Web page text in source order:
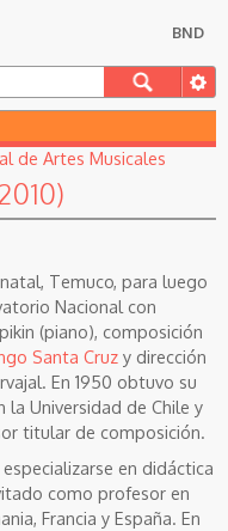
BND
de Artes Musicales
Temuco, para luego
Nacional con
(piano), composición
Santa Cruz y dirección
En 1950 obtuvo su
Universidad de Chile y
titular de composición.
en didáctica
como profesor en
Francia y España. En